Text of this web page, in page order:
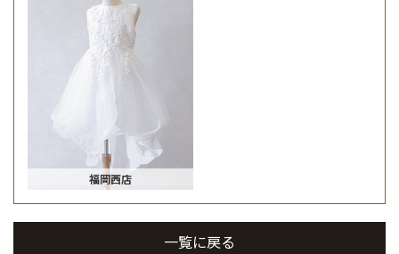
福岡西店
一覧に戻る